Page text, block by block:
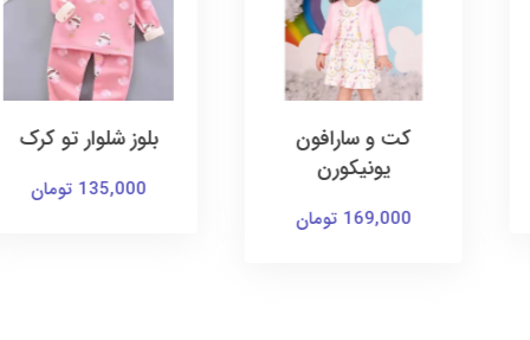
کت و سارافون
یونیکورن
169,000 تومان
بلوز شلوار تو کرک
135,000 تومان